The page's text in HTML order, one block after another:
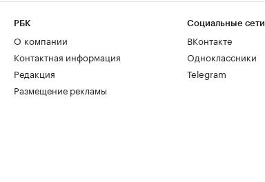
РБК
О компании
Контактная информация
Редакция
Размещение рекламы
Социальные сети
ВКонтакте
Одноклассники
Telegram